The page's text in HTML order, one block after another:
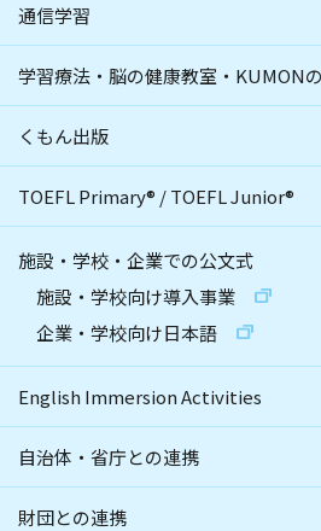
通信学習
学習療法・脳の健康教室・KUMON
くもん出版
TOEFL Primary® /TOEFL Junior®
施設・学校・企業での公文式
施設・学校向け導入事業
企業・学校向け日本語
English Immersion Activities
自治体・省庁との連携
財団との連携